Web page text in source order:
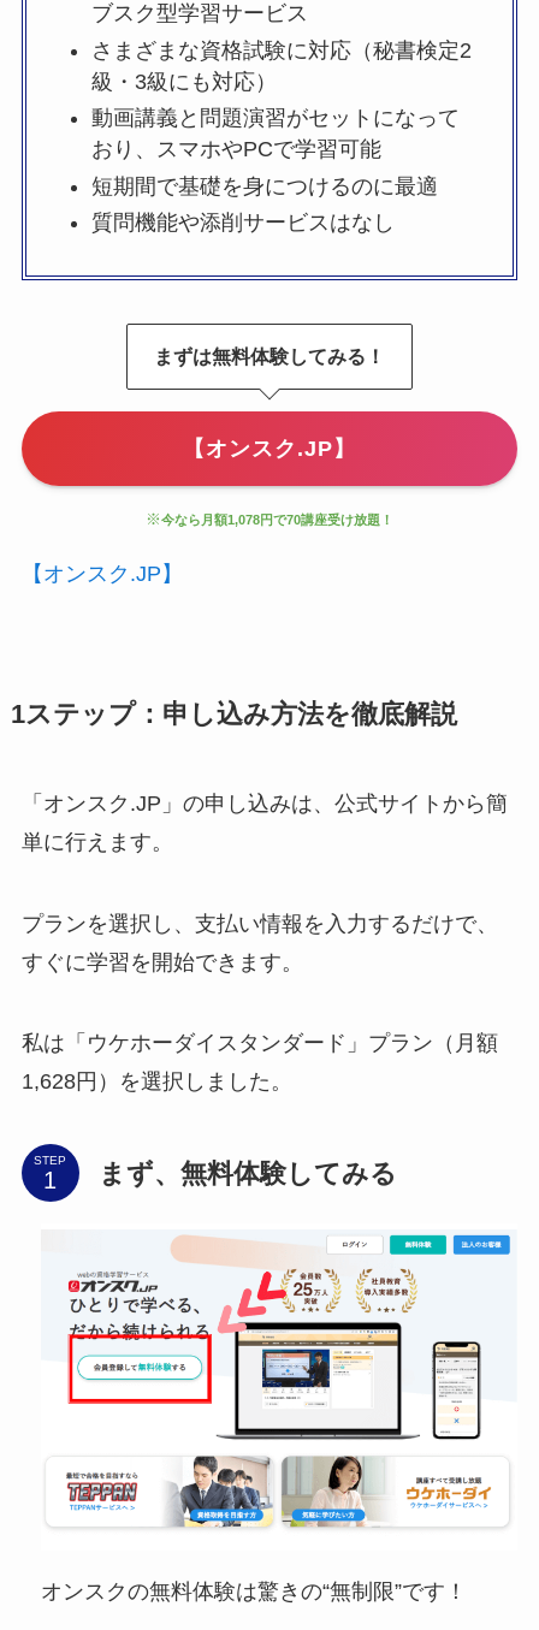
ブスク型学習サービス
さまざまな資格試験に対応（秘書検定2
級・3級にも対応）
動画講義と問題演習がセットになって
おり、スマホやPCで学習可能
短期間で基礎を身につけるのに最適
質問機能や添削サービスはなし
まずは無料体験してみる！
【オンスク.JP】
※今なら月額1,078円で70講座受け放題！
【オンスク.JP】
1ステップ：申し込み方法を徹底解説
「オンスク.JP」の申し込みは、公式サイトから簡
単に行えます。
プランを選択し、支払い情報を入力するだけで、
すぐに学習を開始できます。
私は「ウケホーダイスタンダード」プラン（月額
1,628円）を選択しました。
STEP まず、無料体験してみる
オンスクの無料体験は驚きの“無制限”です！